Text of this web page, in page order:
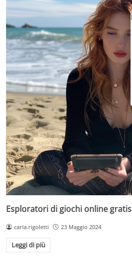
Esploratori di giochi online gratis
carla.rigoletti 23 Maggio 2024
Leggi di più